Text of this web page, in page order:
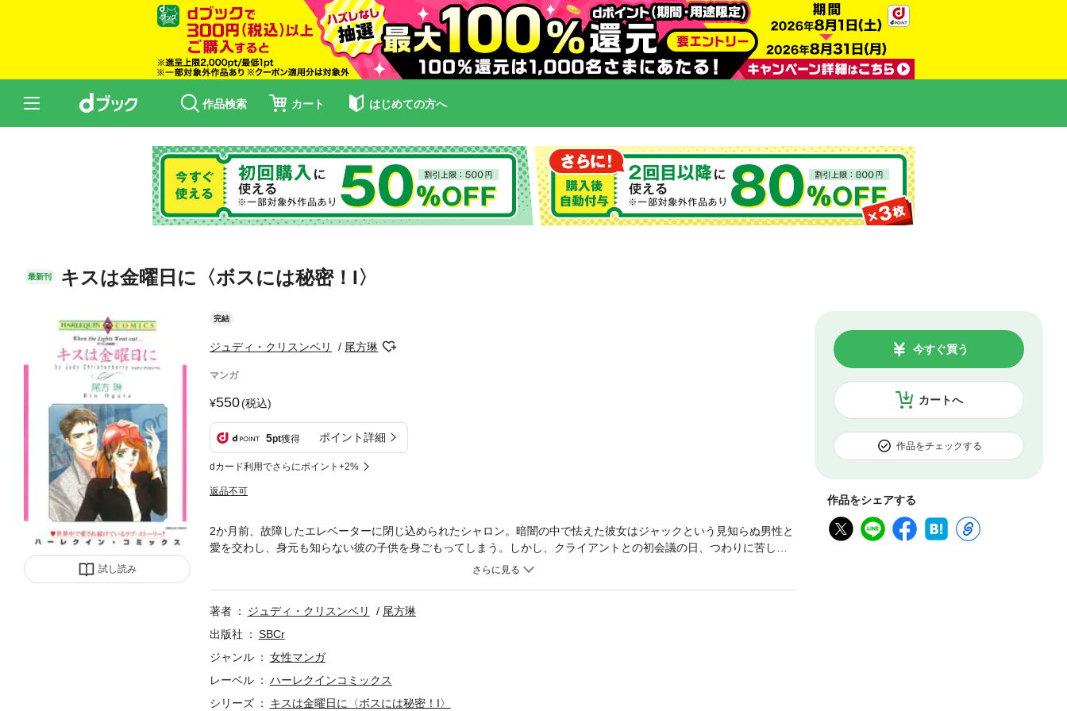
作品検索 カート はじめての方へ
最新刊 キスは金曜日に〈ボスには秘密！I〉
試し読み
完結
ジュディ・クリスンベリ 尾方琳
マンガ
550(税込)
5pt獲得 ポイント詳細
dカード利用でさらにポイント+2%
返品不可
カートへ
今すぐ買う
作品をチェックする
作品をシェアする
2か月前、故障したエレベーターに閉じ込められたシャロン。暗闇の中で怯えた彼女はジャックという見知らぬ男性と
愛を交わし、身元も知らない彼の子供を身ごもってしまう。しかし、クライアントとの初会議の日、つわりに苦しめ
られていたシャロンの目の前に現れたのはなんとその男性、ジャックだったのだ！
著者 ジュディ・クリスンベリ
尾方琳
出版社
SBCr
ジャンル
女性マンガ
レーベル
ハーレクインコミックス
シリーズ
キスは金曜日に〈ボスには秘密！I〉